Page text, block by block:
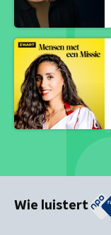
Wie luistert